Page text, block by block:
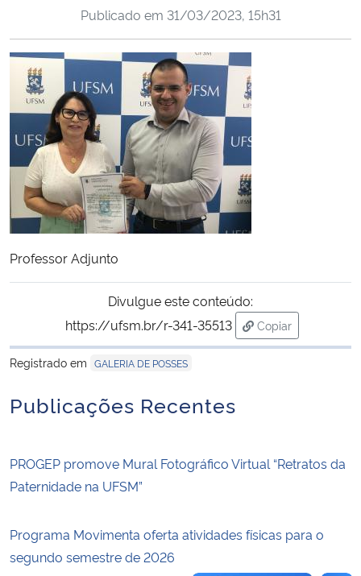
Ministério da Cidadania
Ministério da Saúde
Ministério de Minas e Energia
Ministério da Ciência, Tecnologia, Inovações e Comunicações
Ministério do Meio Ambiente
Ministério do Turismo
Ministério do Desenvolvimento Regional
Secretaria-Geral
Gabinete de Segurança Institucional
Banco Central do Brasil
Publicado em 31/03/2023, 15h31
Professor Adjunto
Divulgue este conteúdo:
https://ufsm.br/r-341-35513
Copiar
para área de
Registrado em GALERIA DE POSSES
Publicações Recentes
PROGEP promove Mural Fotográfico Virtual “Retratos da
Paternidade na UFSM”
Programa Movimenta oferta atividades físicas para o
segundo semestre de 2026